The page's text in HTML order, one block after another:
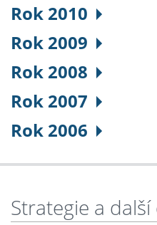
Rok 2010
Rok 2009
Rok 2008
Rok 2007
Rok 2006
Strategie a